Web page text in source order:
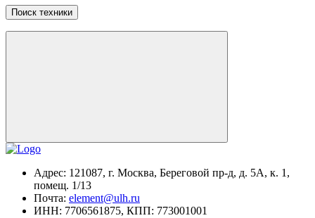
Поиск техники
Адрес: 121087, г. Москва, Береговой пр-д, д. 5А, к. 1,
помещ. 1/13
Почта: element@ulh.ru
ИНН: 7706561875, КПП: 773001001